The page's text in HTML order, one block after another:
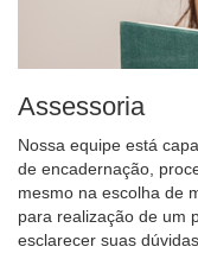
Assessoria
Nossa equipe está
de encadernação,
mesmo na escolha de
para realização de um
esclarecer suas